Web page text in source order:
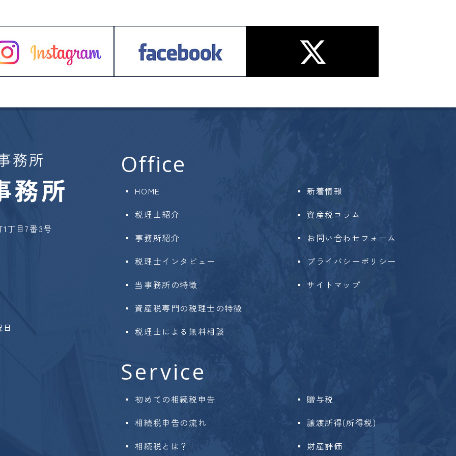
丁目7番3号
Office
HOME
税理士紹介
事務所紹介
税理士インタビュー
当事務所の特徴
資産税専門の税理士の特徴
税理士による無料相談
新着情報
資産税コラム
お問い合わせフォーム
プライバシーポリシー
サイトマップ
Service
初めての相続税申告
相続税申告の流れ
相続税とは？
贈与税
譲渡所得(所得税)
財産評価